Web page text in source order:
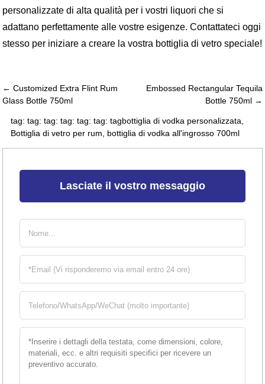
personalizzate di alta qualità per i vostri liquori che si
adattano perfettamente alle vostre esigenze. Contattateci oggi
stesso per iniziare a creare la vostra bottiglia di vetro speciale!
← Customized Extra Flint Rum
Glass Bottle 750ml
Embossed Rectangular Tequila
Bottle 750ml →
tag: tag: tag: tag: tag: tag: tagbottiglia di vodka personalizzata,
Bottiglia di vetro per rum, bottiglia di vodka all'ingrosso 700ml
Lasciate il vostro messaggio